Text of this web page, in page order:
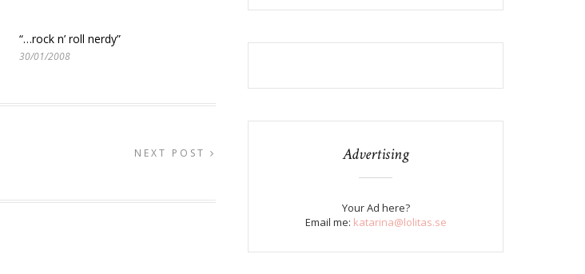
“…rock n’ roll nerdy”
30/01/2008
NEXT POST Advertising
Your Ad here?
Email me: katarina@lolitas.se